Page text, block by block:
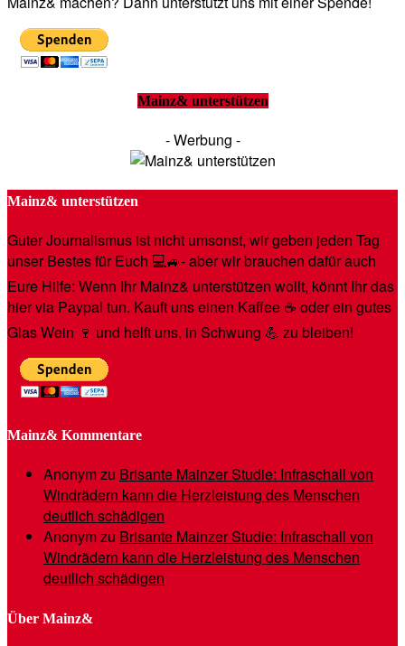
Mainz& unterstützen
- Werbung -
Mainz& unterstützen
Guter Journalismus ist nicht umsonst, wir geben jeden Tag
unser Bestes für Euch 💻🚙- aber wir brauchen dafür auch
Eure Hilfe: Wenn Ihr Mainz& unterstützen wollt, könnt Ihr das
hier via Paypal tun. Kauft uns einen Kaffee ☕️ oder ein gutes
Glas Wein 🍷 und helft uns, in Schwung 💪 zu bleiben!
Mainz& Kommentare
Anonymzu Brisante Mainzer Studie: Infraschall von
Windrädern kann die Herzleistung des Menschen
deutlich schädigen
Anonymzu Brisante Mainzer Studie: Infraschall von
Windrädern kann die Herzleistung des Menschen
deutlich schädigen
Über Mainz&